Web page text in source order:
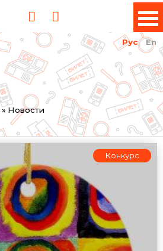
Рус En
» Новости
Конкурс